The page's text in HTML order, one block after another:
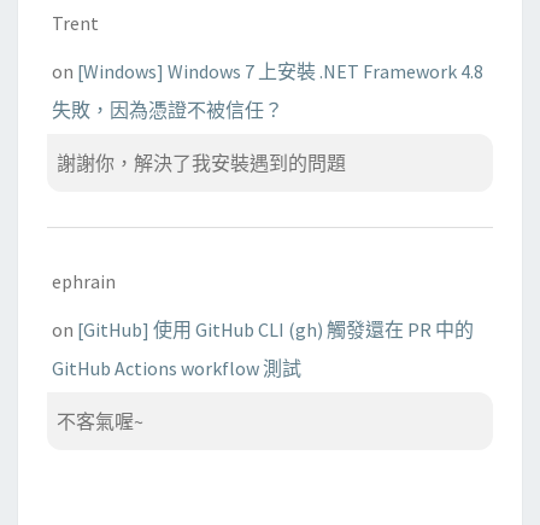
Trent
on [Windows] Windows 7 上安裝 .NET Framework 4.8
失敗，因為憑證不被信任？
謝謝你，解決了我安裝遇到的問題
ephrain
on [GitHub] 使用 GitHub CLI (gh) 觸發還在 PR 中的
GitHub Actions workflow 測試
不客氣喔~